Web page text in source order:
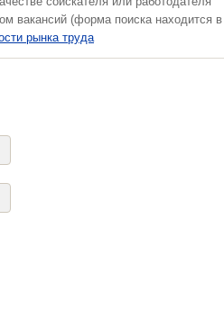
вакансий (форма поиска находится
рынка труда